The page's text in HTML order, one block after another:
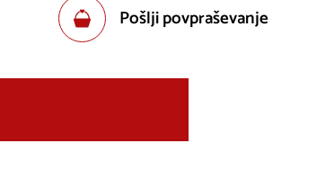
Pošlji povpraševanje